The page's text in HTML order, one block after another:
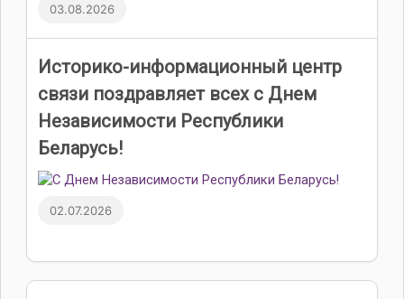
03.08.2026
Историко-информационный центр
связи поздравляет всех с Днем
Независимости Республики
Беларусь!
02.07.2026